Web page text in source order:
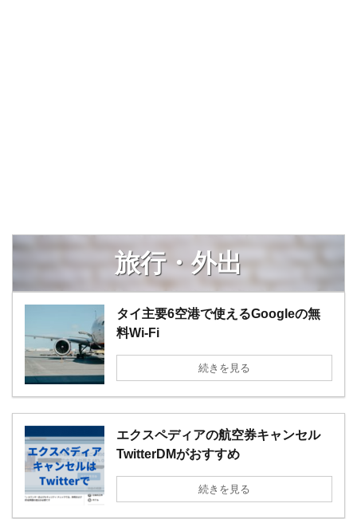
旅行・外出
タイ主要6空港で使えるGoogleの無
料Wi-Fi
続きを見る
エクスペディアの航空券キャンセル
TwitterDMがおすすめ
続きを見る